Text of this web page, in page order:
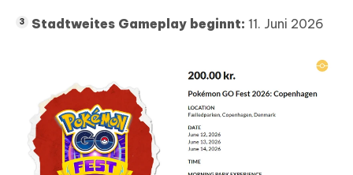
Stadtweites Gameplay beginnt: 11. Juni 2026